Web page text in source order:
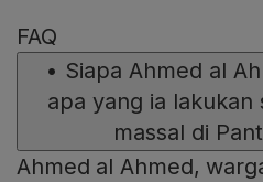
FAQ
• Siapa Ahmed al
apa yang ia
massal di
Ahmed al Ahmed,